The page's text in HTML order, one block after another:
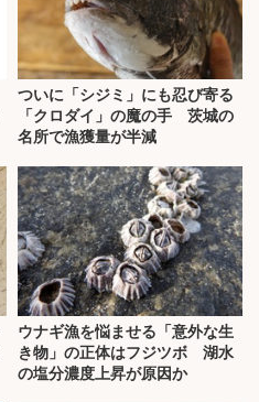
ついに「シジミ」にも忍び寄る
「クロダイ」の魔の手 茨城の
名所で漁獲量が半減
ウナギ漁を悩ませる「意外な生
き物」の正体はフジツボ 湖水
の塩分濃度上昇が原因か